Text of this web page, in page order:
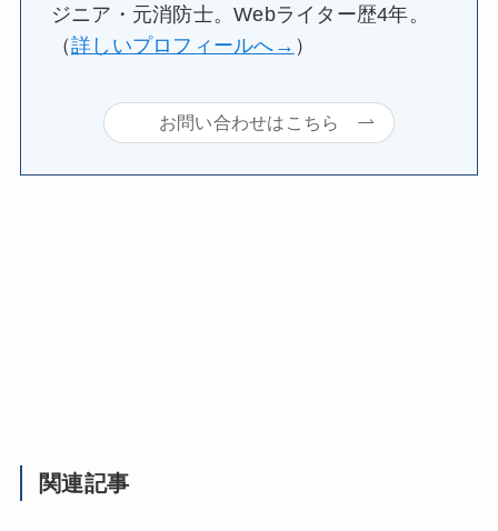
ジニア・元消防士。Webライター歴4年。
（詳しいプロフィールへ→ ）
お問い合わせはこちら
関連記事